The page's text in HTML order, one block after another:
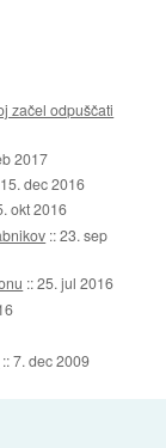
začel odpuščati
2017
15. dec 2016
okt 2016
::23. sep
::25. jul 2016
::7. dec 2009